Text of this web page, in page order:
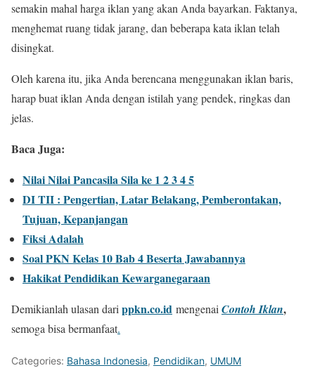
semakin mahal harga iklan yang akan Anda bayarkan. Faktanya,
menghemat ruang tidak jarang, dan beberapa kata iklan telah
disingkat.
Oleh karena itu, jika Anda berencana menggunakan iklan baris,
harap buat iklan Anda dengan istilah yang pendek, ringkas dan
jelas.
Baca Juga:
Nilai Nilai Pancasila Sila ke 1 2 3 4 5
DI TII : Pengertian, Latar Belakang, Pemberontakan,
Tujuan, Kepanjangan
Fiksi Adalah
Soal PKN Kelas 10 Bab 4 Beserta Jawabannya
Hakikat Pendidikan Kewarganegaraan
Demikianlah ulasan dari ppkn.co.id mengenai Contoh Iklan,
semoga bisa bermanfaat.
Categories: Bahasa Indonesia, Pendidikan, UMUM